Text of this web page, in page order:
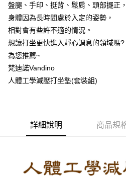
【關於「AFTEE先享後付」】
AFTEE先享後付是「在收到商品之後才付
便利好安心！
１．簡單：不需註冊會員、不需綁卡、不需
２．便利：只要手機號碼，簡訊認證，即可
【「AFTEE先享後付」結帳流程】
１．於結帳方式選擇「AFTEE先享後付」
結帳頁面，進行簡訊認證並確認金額後，即
※ 請注意：結帳手續完成當下不需立刻繳
購買商品的店家。未經商家同意取消之訂
客戶支援中心」https://
運送方式
宅配
每筆NT$100，滿NT$499(含以上)免運
盤腿、手印、挺背、鬆肩、頭部擺正，
身體因為長時間處於入定的姿勢，
相對會有些許不適的情況。
想讓打坐更快進入靜心調息的領域嗎?
為您推薦~
梵迪諾Vandino
人體工學減壓打坐墊(套裝組)
詳細說明 商品規